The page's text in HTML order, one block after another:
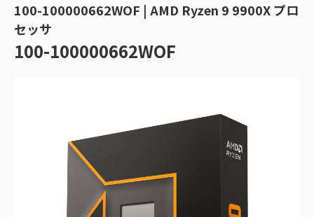
100-100000662WOF | AMD Ryzen 9 9900X プロ
セッサ
100-100000662WOF